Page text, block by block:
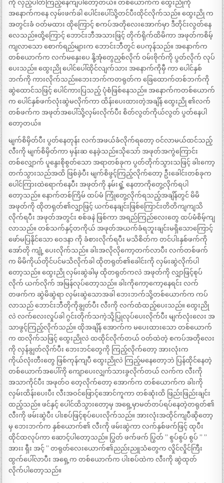
ကို လှည့်ပါတ်ကြည့်နေကျပါတော့တယ်။ တစ်ယောက်က ထွေးညိုကို
အနောက်ကနေ လှမ်းဖက်ခါ ပေါင်းပေါ်သို့တင်ပီးထိုင်လိုက်သည်။ ထွေးညို က
အတွင်းခံ ဝတ်မထား ထိုကြောင့် စကပ်အတိုလေးအောက်မှာ ဒီတိုင်းလွတ်နေ
လေသည်။ထို့ကြောင့် ဘောင်းဘီအသားဖြင့် တိုက်ရိုက်ထိမိကာ အဖုတ်ကစိမ့်
ကျလာသော စောက်ရည်များက ဘောင်းဘီတွင် ပေကုန်သည်။ အနောက်က
တစ်ယောက်က လက်မနှေးပေ နို့အုံတွေညှစ်လိုက် ဝမ်းဗိုက်ကို ပွတ်လိုက် လုပ်
ပေးသည်။ ထွေးညို ပေါင်ပေါ်ထိုင်လျက်သား အနောက်ကိုမှီ ကာ ပေါင်နှစ်
ဘက်ကို ကားလိုက်သည်။ဘေးဘက်ကတရုတ်က ခြေထောက်တစ်ဘက်ကို
ဆွဲထောင်သဖြင့် ပေါင်ကားပြသည့် ပုံစံဖြစ်နေသည်။ အနောက်ကတစ်ယောက်
က ပေါင်နှစ်ဖက်လုံးဆွဲမလိုက်ကာ ထိန်းပေးထားတဲ့အချိန် ထွေးညို ၏လက်
တစ်ဖက်က အဖုတ်အပေါ်သို့လှမ်းလိုက်ပီး စိတ်လွတ်ကိုယ်လွတ် ပွတ်နေပါ
တော့တယ်။
မျက်စိမှိတ်ပီး ပွတ်နေတုန်း လက်အဖယ်ခံလိုက်ရတော့ ဝင်လာမယ်ထင်သည့်
လီးကို မျက်စိမှိတ်ကာ မှန်းဆ နေခဲ့သည်။သိုသော် အဖုတ်အကွဲကြောင်း
တစ်လျှောက် ပူနွေးစိုစွတ်သော အရာတစ်ခုက ပွတ်တိုက်သွားသဖြင့် ခါးကော့
တက်သွားသည်အထိ ဖြစ်ခဲ့ပီး မျက်စိဖွင့်ကြည့်လိုက်တော့ ဦးခေါင်းတစ်ခုက
ပေါင်ကြားထဲရောက်နေပီး အဖုတ်ကို နမ်းရှုံ့ နေတာကိုတွေ့လိုက်ရပါ
တော့သည်။ နောက်တစ်ကြိမ် ထပ်မံ ကြုံတွေ့လိုက်ရသည့်အချိန်တွင် မိမိ
အဖုတ်ကို ထိုတရုတ်၏လျှာဖြင့် ယက်နေချင်းဖြစ်ကြောင်းတိတိကျကျသိ
လိုက်ရပီး အဖုတ်အတွင်း စစ်ခနဲ ဖြစ်ကာ အရည်ကြည်လေးတွေ ထပ်မံစိမ့်ကျ
လာသည်။ တစ်သက်နှင့်တကိုယ် အဖုတ်အယက်ခံရဘူးချင်းမရှိသောကြောင့်
ဖော်မပြနိုင်သော ဝေဒနာ ကို ခံစားလိုက်ရပီး မသိစိတ်က တင်ပါးနှစ်ဖက်ကို
အော်တို ကျုံ့ ပေးလိုက်သည်။ ခါးအလိုလိုကော့တက်လာပီး လက်တစ်ဖက်
က မိမိကိုယ်တိုင်ပင်မသိလိုက်ခါ ထိုတရုတ်၏ခေါင်းကို လှမ်းဆွဲလိုက်ပါ
တော့သည်။ ထွေးညို လှမ်းဆွဲခါမှ ထိုတရုတ်ကလဲ အဖုတ်ကို လျှာဖြင့်စုပ်
လိုက် ယက်လိုက် အမြန်လုပ်တော့သည်။ ခါးကိုကော့ကော့နေရင်း လက်
တဖက်က ဆွဲမိဆွဲရာ လှမ်းဆွဲသောအခါ ဘေးဘက်သို့တစ်ယောက်က ကပ်
လာသည် ဘောင်းဘီတိုကိုချွတ်ပီး လီးကို လက်ထံထည့်ပေးသည်။ ထွေးညို
လဲ လက်လေးလှုပ်ခါ ဂွင်းတိုက်သကဲ့သို့ပြုလုပ်ပေးလိုက်ပီး မျက်လုံးလေး အ
သာဖွင့်ကြည့်လိုက်သည်။ ထိုအချိန် အောက်က မပေးထားသော တစ်ယောက်
က ထလိုက်သဖြင့် ထွေးညိုလဲ ထထိုင်လိုက်တယ် ဝတ်ထဲတဲ့ စကပ်အတိုလေး
ကို လှန်ချွတ်လိုက်ပီး ဘေးဘင်တွေကို ကြည့်လိုက်တော့ အားလုံးက
ကိုယ်လုံးတီးတွေ ဖြစ်ကုန်ကျပီ ထွေးညိုလဲ ကြည့်မနေတော့ဘဲ ပြန်ထိုင်နေတဲ့
တစ်ယောက်အပေါ်ကို ကျောပေးလျှက်သားခွလိုက်တယ် လက်က လီးကို
အသာကိုင်ပီး အဖုတ်ဝ တေ့လိုက်တော့ အောက်က တစ်ယောက်က ခါးကို
လှမ်းထိန်းပေးပီး လီးအဝင်ဖြောင့်အောင်ကူကာ တစ်ဆုံးထိ ဖြည်းဖြည်းချင်း
ထည့်သည်။ ဖင်နှင့် ပေါင်ထိသွားတော့မှ အရှေ့မှာမတ်တပ်ရပ်နေတဲ့တရုတ်၏
လီးကို ဖမ်းဆွဲပီး ပါးစပ်ဖြင့်စုပ်ပေးလိုက်သည်။ အားလုံးအထိုင်ကျပီဆိုတော့
မှ ဘေးဘက်က နှစ်ယောက်၏ လီးကို ဖမ်းဆွဲကာ လက်နှစ်ဖက်ဖြင့် ထုပီး
ထိုင်ထလုပ်ကာ ဆောင့်ပါတော့သည်။ ပြွတ် ဖက်ဖက် ပြွတ် ” စွပ်စွပ် စွပ် ” ”
အားး ရှီး အင့် ” တရုတ်လေးယောက်၏ညည်းညူသံတွေက လှိုင်လှိုင်ကြီး
ထွက်ပေါ်လာပီး အရှေ့က တစ်ယောက်က ပါးစပ်ထဲက လီးကို ဆွဲထုတ်
လိုက်ပါတော့သည်။